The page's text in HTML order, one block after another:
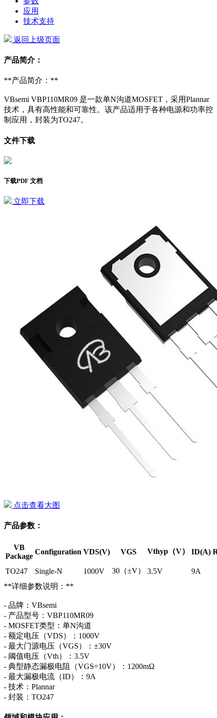
应用
技术支持
返回上级页面
产品简介：
**产品简介：**
VBsemi VBP110MR09 是一款单N沟道MOSFET，采用Plannar
技术，具有高性能和可靠性。该产品适用于各种电源和功率控
制应用，封装为TO247。
文件下载
下载PDF 文档
立即下载
点击查看大图
产品参数：
VB
Package
Configuration VDS(V) VGS Vthyp（V） ID(A)
TO247 Single-N 1000V 30（±V） 3.5V
9A
**详细参数说明：**
- 品牌：VBsemi
- 产品型号：VBP110MR09
- MOSFET类型：单N沟道
- 额定电压（VDS）：1000V
- 最大门源电压（VGS）：±30V
- 阈值电压（Vth）：3.5V
- 典型静态漏极电阻（VGS=10V）：1200mΩ
- 最大漏极电流（ID）：9A
- 技术：Plannar
- 封装：TO247